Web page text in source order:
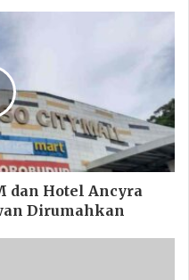
dan Hotel Ancyra
Dirumahkan